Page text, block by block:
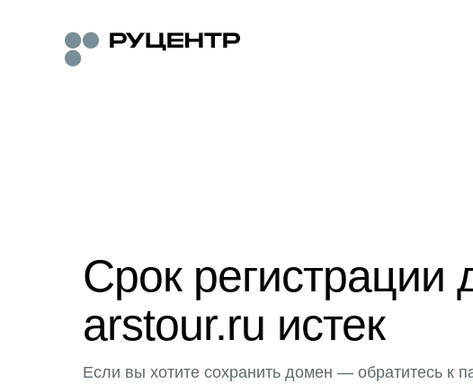
Срок регистрации
arstour.ru истек
Если вы хотите сохранить домен — обратитесь к